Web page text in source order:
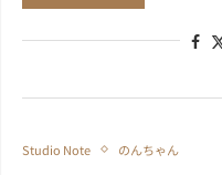
Studio Note のんちゃん